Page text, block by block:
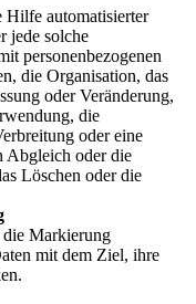
Hilfe automatisierter
jede solche
personenbezogenen
die Organisation, das
oder Veränderung,
die
oder eine
Abgleich oder die
Löschen oder die
die Markierung
mit dem Ziel, ihre